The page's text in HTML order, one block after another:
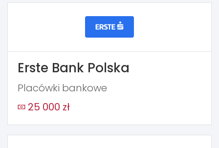
Erste Bank Polska
Placówki bankowe
25 000 zł